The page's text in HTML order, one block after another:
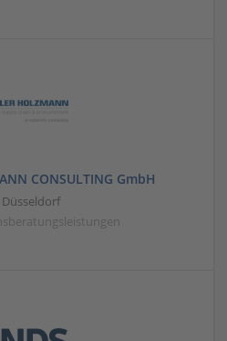
CONSULTING GmbH
Düsseldorf